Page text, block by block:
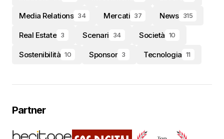
Media Relations 34 Mercati 37 News 315
Real Estate 3 Scenari 34 Società 10
Sostenibilità 10 Sponsor 3 Tecnologia 11
Partner